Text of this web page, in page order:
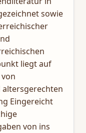
sowie
liegt auf
Eingereicht
von ins